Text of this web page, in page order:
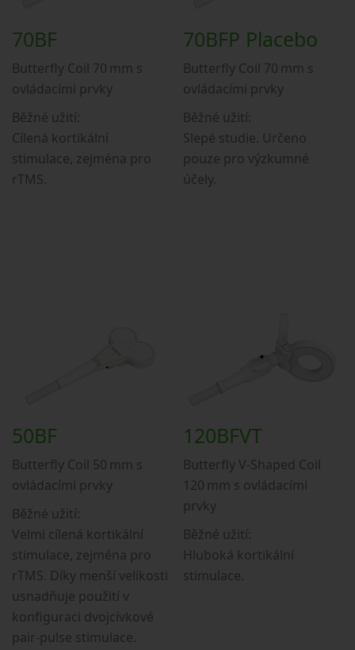
70BF
Butterfly Coil 70 mm s
ovládacími prvky
Běžné užití:
Cílená kortikální
stimulace, zejména pro
rTMS.
70BFP Placebo
Butterfly Coil 70 mm s
ovládacími prvky
Běžné užití:
Slepé studie. Určeno
pouze pro výzkumné
účely.
50BF
Butterfly Coil 50 mm s
ovládacími prvky
Běžné užití:
Velmi cílená kortikální
stimulace, zejména pro
rTMS. Díky menší velikosti
usnadňuje použití v
konfiguraci dvojcívkové
pair-pulse stimulace.
120BFVT
Butterfly V-Shaped Coil
120 mm s ovládacími
prvky
Běžné užití:
Hluboká kortikální
stimulace.